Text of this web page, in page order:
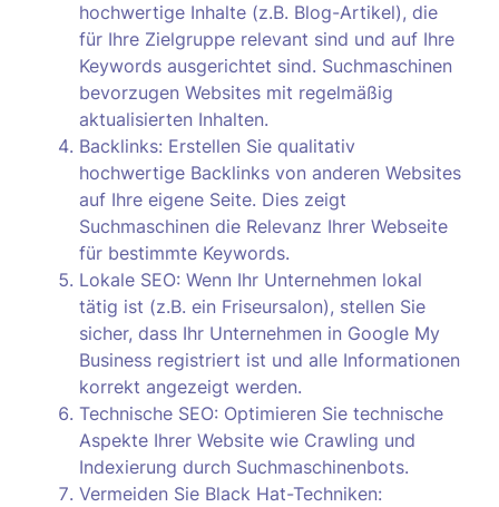
hochwertige Inhalte (z.B. Blog-Artikel), die
für Ihre Zielgruppe relevant sind und auf Ihre
Keywords ausgerichtet sind. Suchmaschinen
bevorzugen Websites mit regelmäßig
aktualisierten Inhalten.
Backlinks: Erstellen Sie qualitativ
hochwertige Backlinks von anderen Websites
auf Ihre eigene Seite. Dies zeigt
Suchmaschinen die Relevanz Ihrer Webseite
für bestimmte Keywords.
Lokale SEO: Wenn Ihr Unternehmen lokal
tätig ist (z.B. ein Friseursalon), stellen Sie
sicher, dass Ihr Unternehmen in Google My
Business registriert ist und alle Informationen
korrekt angezeigt werden.
Technische SEO: Optimieren Sie technische
Aspekte Ihrer Website wie Crawling und
Indexierung durch Suchmaschinenbots.
Vermeiden Sie Black Hat-Techniken: